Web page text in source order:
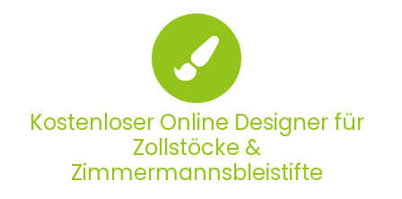
Kostenloser Online Designer für
Zollstöcke &
Zimmermannsbleistifte